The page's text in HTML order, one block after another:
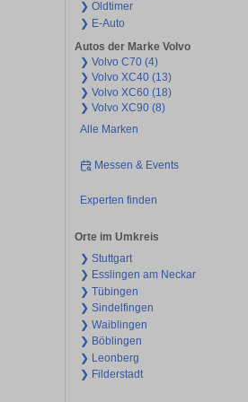
❯ Oldtimer
❯ E-Auto
Autos der Marke Volvo
❯ Volvo C70 (4)
❯ Volvo XC40 (13)
❯ Volvo XC60 (18)
❯ Volvo XC90 (8)
Alle Marken
Messen & Events
Experten finden
Orte im Umkreis
❯ Stuttgart
❯ Esslingen am Neckar
❯ Tübingen
❯ Sindelfingen
❯ Waiblingen
❯ Böblingen
❯ Leonberg
❯ Filderstadt